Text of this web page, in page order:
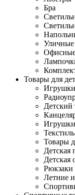
Бра
Уличные
Офисные
Товары для
Игрушки
Детский
Игрушки
Товары
Детская
Детская
Рюкзаки
Летние